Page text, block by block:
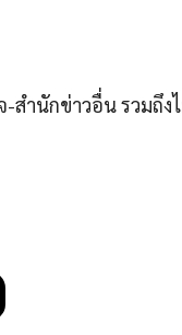
ำนักข่าวอื่น รวมถึง